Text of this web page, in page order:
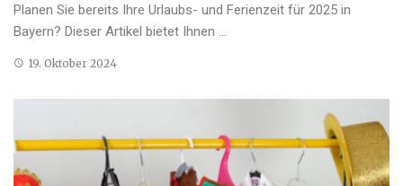
Planen Sie bereits Ihre Urlaubs- und Ferienzeit für 2025 in
Bayern? Dieser Artikel bietet Ihnen ...
19. Oktober 2024